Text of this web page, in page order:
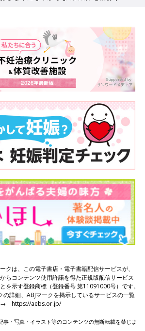
クは、この電子書店・電子書籍配信サービスが、
らコンテンツ使用許諾を得た正規版配信サービス
を示す登録商標（登録番号 第11091000号）です。
の詳細、ABJマークを掲示しているサービスの一覧
→https://aebs.or.jp/
事・写真・イラスト等のコンテンツの無断転載を禁じま